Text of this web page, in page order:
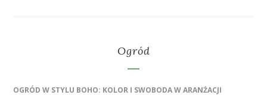
Ogród
OGRÓD W STYLU BOHO: KOLOR I SWOBODA W ARANŻACJI